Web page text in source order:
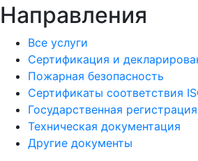
Направления
Все услуги
Сертификация и
Пожарная безопасность
Сертификаты соответствия
Государственная регистрация
Техническая документация
Другие документы